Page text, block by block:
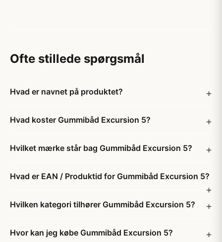
Ofte stillede spørgsmål
Hvad er navnet på produktet?
Hvad koster Gummibåd Excursion 5?
Hvilket mærke står bag Gummibåd Excursion 5?
Hvad er EAN / Produktid for Gummibåd Excursion 5?
Hvilken kategori tilhører Gummibåd Excursion 5?
Hvor kan jeg købe Gummibåd Excursion 5?